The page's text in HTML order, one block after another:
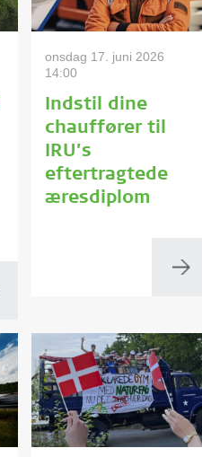
onsdag 17. juni 2026
14:00
Indstil dine
chauffører til
IRU’s
eftertragtede
æresdiplom